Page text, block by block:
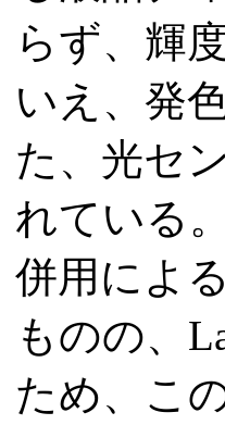
らず、輝
いえ、発
た、光セ
れている
併用によ
ものの、
ため、こ